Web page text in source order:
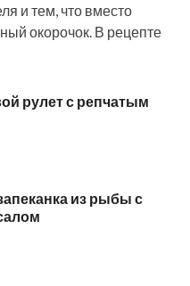
и тем, что вместо
окорочок. В рецепте
рулет с репчатым
из рыбы с